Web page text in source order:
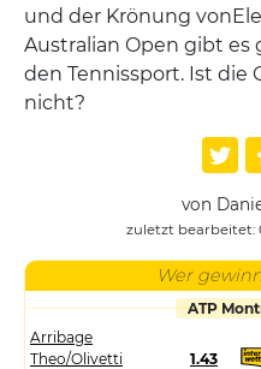
und der Krönung von
Australian Open gibt es
den Tennissport. Ist die
nicht?
von
zuletzt bearbeitet:
Wer
ATP
Arribage
Theo/Olivetti
1.43